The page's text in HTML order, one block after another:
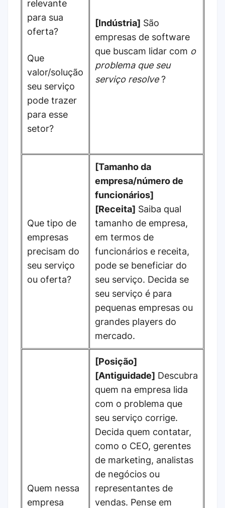
relevante
para sua
oferta?
Que
valor/solução
seu serviço
pode trazer
para esse
setor?
[Indústria] São
empresas de software
que buscam lidar com o
problema que seu
serviço resolve?
Que tipo de
empresas
precisam do
seu serviço
ou oferta?
[Tamanho da
empresa/número de
funcionários]
[Receita] Saiba qual
tamanho de empresa,
em termos de
funcionários e receita,
pode se beneficiar do
seu serviço. Decida se
seu serviço é para
pequenas empresas ou
grandes players do
mercado.
Quem nessa
empresa
[Posição]
[Antiguidade] Descubra
quem na empresa lida
com o problema que
seu serviço corrige.
Decida quem contatar,
como o CEO, gerentes
de marketing, analistas
de negócios ou
representantes de
vendas. Pense em